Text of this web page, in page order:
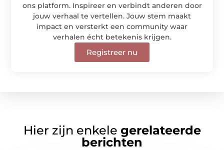
ons platform. Inspireer en verbindt anderen door
jouw verhaal te vertellen. Jouw stem maakt
impact en versterkt een community waar
verhalen écht betekenis krijgen.
Registreer nu
Hier zijn enkele gerelateerde
berichten